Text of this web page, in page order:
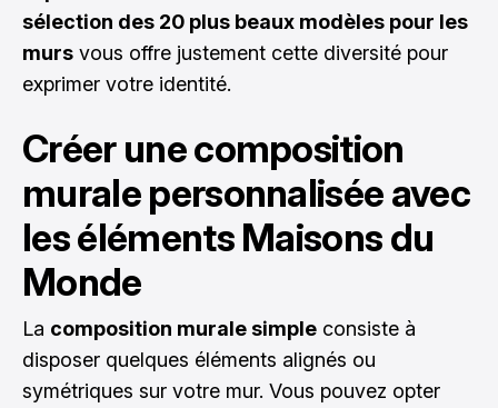
sélection des 20 plus beaux modèles pour les
murs vous offre justement cette diversité pour
exprimer votre identité.
Créer une composition
murale personnalisée avec
les éléments Maisons du
Monde
La composition murale simple consiste à
disposer quelques éléments alignés ou
symétriques sur votre mur. Vous pouvez opter